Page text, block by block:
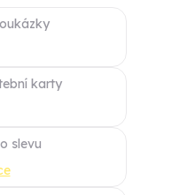
karty
slevu